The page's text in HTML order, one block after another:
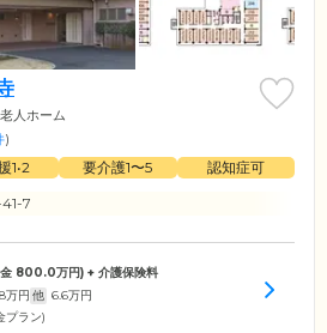
人ホーム
)
1•2 要介護1〜5
認知症可
7
800.0万円) + 介護保険料
万円 他 6.6万円
プラン)